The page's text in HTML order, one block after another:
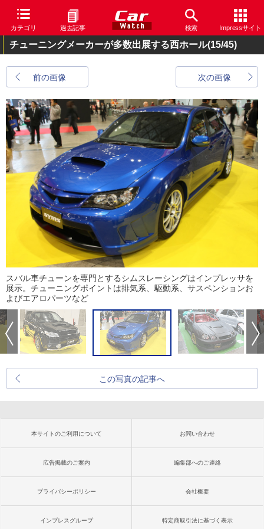
カテゴリ 過去記事 検索 Impressサイト
チューニングメーカーが多数出展する西ホール(15/45)
前の画像 次の画像
スバル車チューンを専門とするシムスレーシングはインプレッサを
展示。チューニングポイントは排気系、駆動系、サスペンションお
よびエアロパーツなど
この写真の記事へ
本サイトのご利用について お問い合わせ
広告掲載のご案内 編集部へのご連絡
プライバシーポリシー 会社概要
インプレスグループ 特定商取引法に基づく表示